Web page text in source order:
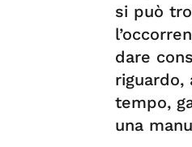
si può
dare
riguardo,
tempo,
una